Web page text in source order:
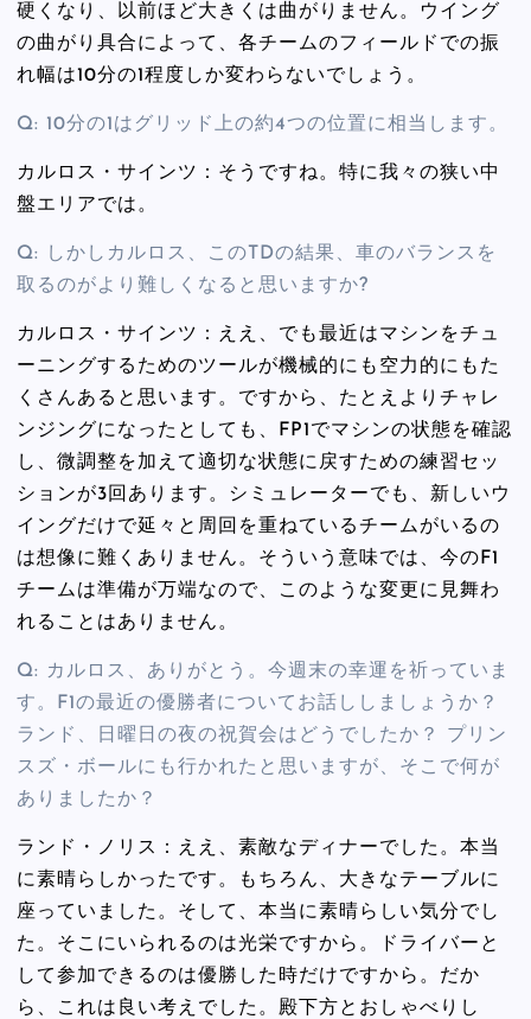
硬くなり、以前ほど大きくは曲がりません。ウイング
の曲がり具合によって、各チームのフィールドでの振
れ幅は10分の1程度しか変わらないでしょう。
Q: 10分の1はグリッド上の約4つの位置に相当します。
カルロス・サインツ：そうですね。特に我々の狭い中
盤エリアでは。
Q: しかしカルロス、このTDの結果、車のバランスを
取るのがより難しくなると思いますか?
カルロス・サインツ：ええ、でも最近はマシンをチュ
ーニングするためのツールが機械的にも空力的にもた
くさんあると思います。ですから、たとえよりチャレ
ンジングになったとしても、FP1でマシンの状態を確認
し、微調整を加えて適切な状態に戻すための練習セッ
ションが3回あります。シミュレーターでも、新しいウ
イングだけで延々と周回を重ねているチームがいるの
は想像に難くありません。そういう意味では、今のF1
チームは準備が万端なので、このような変更に見舞わ
れることはありません。
Q: カルロス、ありがとう。今週末の幸運を祈っていま
す。F1の最近の優勝者についてお話ししましょうか？
ランド、日曜日の夜の祝賀会はどうでしたか？ プリン
スズ・ボールにも行かれたと思いますが、そこで何が
ありましたか？
ランド・ノリス：ええ、素敵なディナーでした。本当
に素晴らしかったです。もちろん、大きなテーブルに
座っていました。そして、本当に素晴らしい気分でし
た。そこにいられるのは光栄ですから。ドライバーと
して参加できるのは優勝した時だけですから。だか
ら、これは良い考えでした。殿下方とおしゃべりし